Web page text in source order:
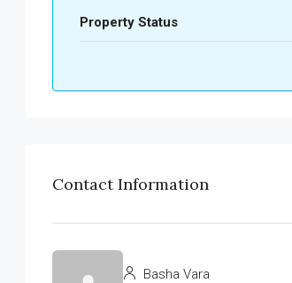
Property Status
Contact Information
Basha Vara